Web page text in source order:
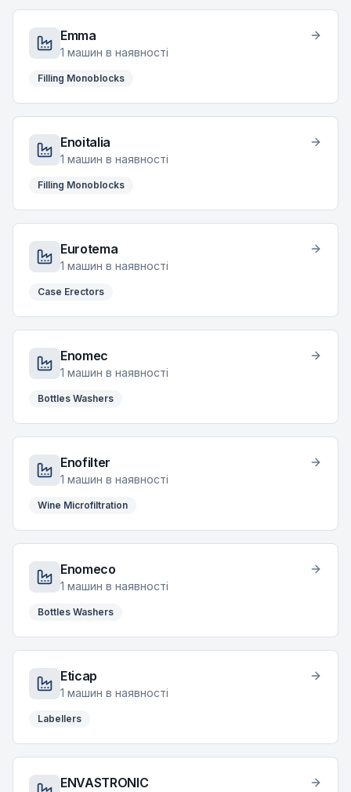
Emma
1 машин в наявності
Filling Monoblocks
Enoitalia
1 машин в наявності
Filling Monoblocks
Eurotema
1 машин в наявності
Case Erectors
Enomec
1 машин в наявності
Bottles Washers
Enofilter
1 машин в наявності
Wine Microfiltration
Enomeco
1 машин в наявності
Bottles Washers
Eticap
1 машин в наявності
Labellers
ENVASTRONIC